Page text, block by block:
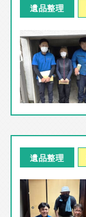
遺品整理
遺品整理